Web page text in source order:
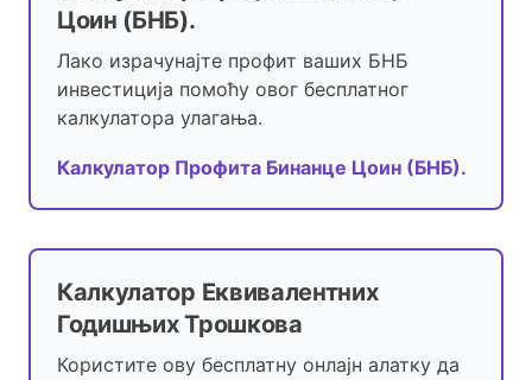
Цоин (БНБ).
Лако израчунајте профит ваших БНБ
инвестиција помоћу овог бесплатног
калкулатора улагања.
Калкулатор Профита Бинанце Цоин (БНБ).
Калкулатор Еквивалентних
Годишњих Трошкова
Користите ову бесплатну онлајн алатку да